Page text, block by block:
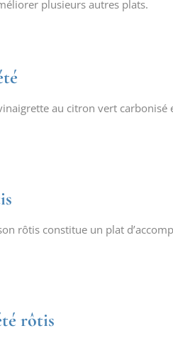
plusieurs autres plats.
au citron vert
rôtis constitue un plat
rôtis